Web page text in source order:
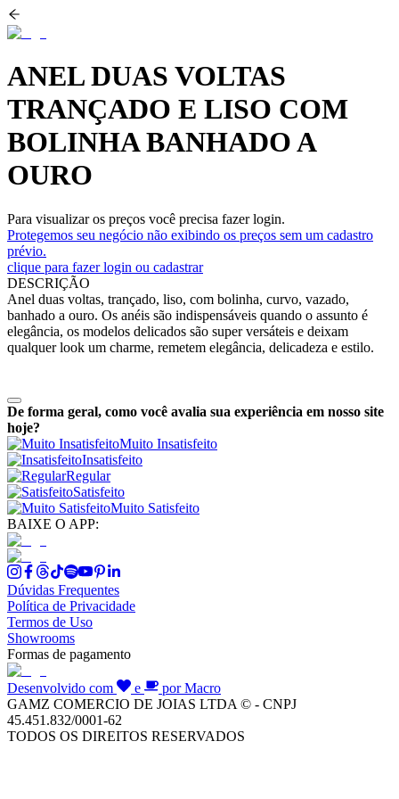
ANEL DUAS VOLTAS
TRANÇADO E LISO COM
BOLINHA BANHADO A
OURO
Para visualizar os preços você precisa fazer login.
Protegemos seu negócio não exibindo os preços sem um cadastro
prévio.
clique para fazer login ou cadastrar
DESCRIÇÃO
Anel duas voltas, trançado, liso, com bolinha, curvo, vazado,
banhado a ouro. Os anéis são indispensáveis quando o assunto é
elegância, os modelos delicados são super versáteis e deixam
qualquer look um charme, remetem elegância, delicadeza e estilo.
De forma geral, como você avalia sua experiência em nosso site
hoje?
Muito Insatisfeito
Insatisfeito
Regular
Satisfeito
Muito Satisfeito
BAIXE O APP:
Dúvidas Frequentes
Política de Privacidade
Termos de Uso
Showrooms
Formas de pagamento
Desenvolvido com e
por Macro
GAMZ COMERCIO DE JOIAS LTDA © - CNPJ
45.451.832/0001-62
TODOS OS DIREITOS RESERVADOS